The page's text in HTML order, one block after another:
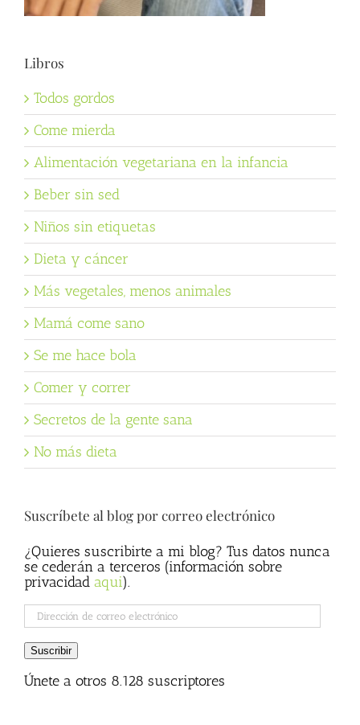
Libros
Todos gordos
Come mierda
Alimentación vegetariana en la infancia
Beber sin sed
Niños sin etiquetas
Dieta y cáncer
Más vegetales, menos animales
Mamá come sano
Se me hace bola
Comer y correr
Secretos de la gente sana
No más dieta
Suscríbete al blog por correo electrónico
¿Quieres suscribirte a mi blog? Tus datos nunca
se cederán a terceros (información sobre
privacidad aqui).
Dirección
de
correo
electrónico
Suscribir
Únete a otros 8.128 suscriptores